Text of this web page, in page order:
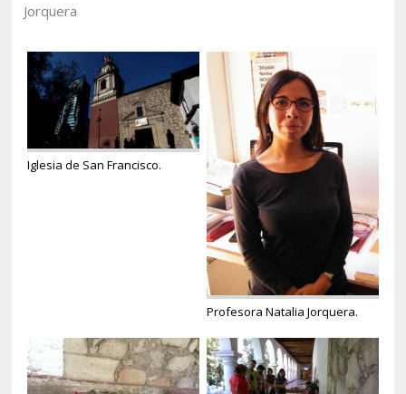
Iglesia de San Francisco.
Profesora Natalia Jorquera.
Jorquera